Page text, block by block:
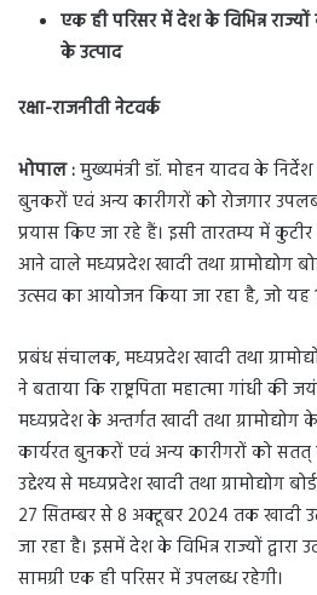
एक ही परिसर में देश के विभिन्न
के उत्पाद
रक्षा-राजनीती नेटवर्क
भोपाल :मुख्यमंत्री डॉ. मोहन यादव के निर्देश
बुनकरों एवं अन्य कारीगरों को रोजगार
प्रयास किए जा रहे हैं। इसी तारतम्य में कुटीर
आने वाले मध्यप्रदेश खादी तथा ग्रामोद्योग
उत्सव का आयोजन किया जा रहा है, जो यह
प्रबंध संचालक, मध्यप्रदेश खादी तथा
ने बताया कि राष्ट्रपिता महात्मा गांधी की
मध्यप्रदेश के अन्तर्गत खादी तथा ग्रामोद्योग
कार्यरत बुनकरों एवं अन्य कारीगरों को
उद्देश्य से मध्यप्रदेश खादी तथा ग्रामोद्योग
27 सितम्बर से 8 अक्टूबर 2024 तक खादी
जा रहा है। इसमें देश के विभिन्न राज्यों द्वारा
सामग्री एक ही परिसर में उपलब्ध रहेगी।